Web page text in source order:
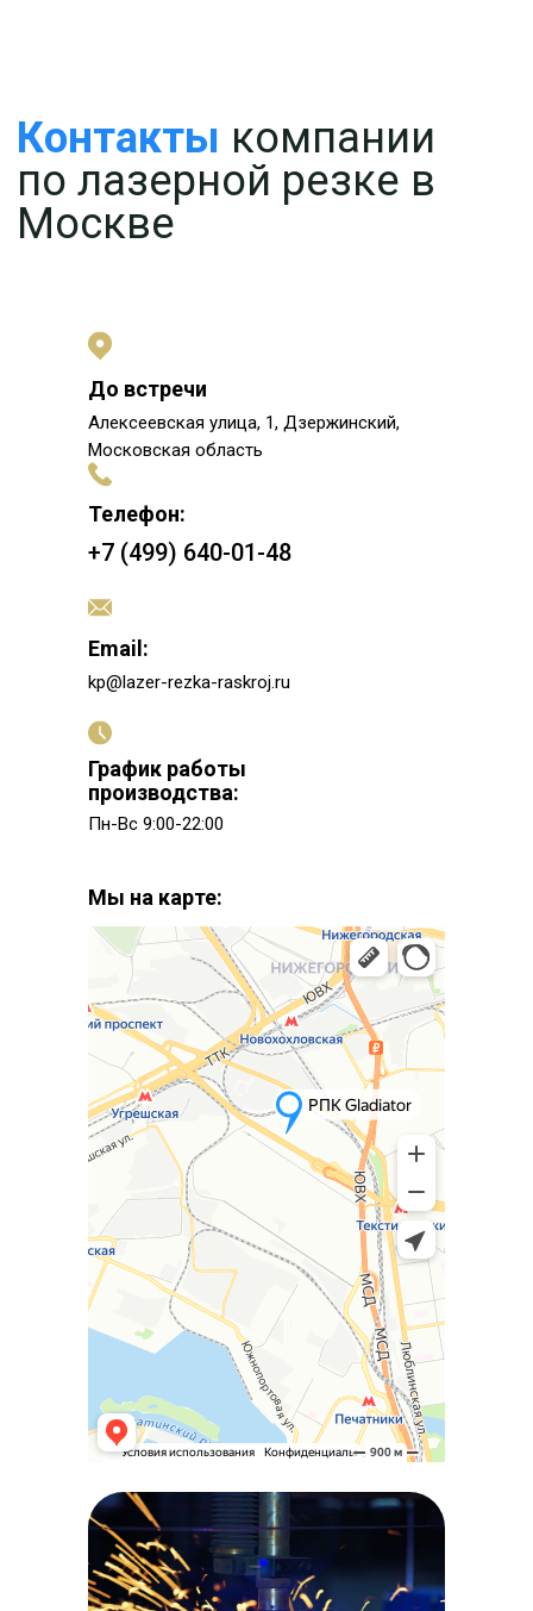
Мы на карте:
До встречи
Алексеевская улица, 1, Дзержинский,
Московская область
Телефон:
+7 (499) 640-01-48
kp@lazer-rezka-raskroj.ru
Email:
Пн-Вс 9:00-22:00
График работы
производства: